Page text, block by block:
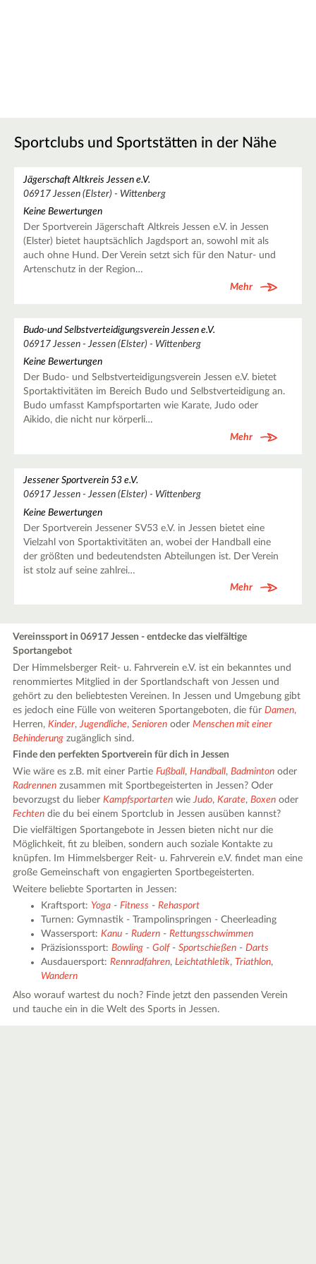
Sportclubs und Sportstätten in der Nähe
Jägerschaft Altkreis Jessen e.V.
06917 Jessen (Elster) - Wittenberg
Keine Bewertungen
Der Sportverein Jägerschaft Altkreis Jessen e.V. in Jessen
(Elster) bietet hauptsächlich Jagdsport an, sowohl mit als
auch ohne Hund. Der Verein setzt sich für den Natur- und
Artenschutz in der Region…
Mehr
Budo-und Selbstverteidigungsverein Jessen e.V.
06917 Jessen - Jessen (Elster) - Wittenberg
Keine Bewertungen
Der Budo- und Selbstverteidigungsverein Jessen e.V. bietet
Sportaktivitäten im Bereich Budo und Selbstverteidigung an.
Budo umfasst Kampfsportarten wie Karate, Judo oder
Aikido, die nicht nur körperli…
Mehr
Jessener Sportverein 53 e.V.
06917 Jessen - Jessen (Elster) - Wittenberg
Keine Bewertungen
Der Sportverein Jessener SV53 e.V. in Jessen bietet eine
Vielzahl von Sportaktivitäten an, wobei der Handball eine
der größten und bedeutendsten Abteilungen ist. Der Verein
ist stolz auf seine zahlrei…
Mehr
Vereinssport in 06917 Jessen - entdecke das vielfältige
Sportangebot
Der Himmelsberger Reit- u. Fahrverein e.V. ist ein bekanntes und
renommiertes Mitglied in der Sportlandschaft von Jessen und
gehört zu den beliebtesten Vereinen. In Jessen und Umgebung gibt
es jedoch eine Fülle von weiteren Sportangeboten, die fürDamen,
Herren,Kinder,Jugendliche,Senioren oderMenschen mit einer
Behinderung zugänglich sind.
Finde den perfekten Sportverein für dich in Jessen
Wie wäre es z.B. mit einer PartieFußball,Handball,Badminton oder
Radrennen zusammen mit Sportbegeisterten in Jessen? Oder
bevorzugst du lieberKampfsportarten wieJudo,Karate,Boxen oder
Fechten die du bei einem Sportclub in Jessen ausüben kannst?
Die vielfältigen Sportangebote in Jessen bieten nicht nur die
Möglichkeit, fit zu bleiben, sondern auch soziale Kontakte zu
knüpfen. Im Himmelsberger Reit- u. Fahrverein e.V. findet man eine
große Gemeinschaft von engagierten Sportbegeisterten.
Weitere beliebte Sportarten in Jessen:
Kraftsport: Yoga -Fitness -Rehasport
Turnen: Gymnastik - Trampolinspringen - Cheerleading
Wassersport:Kanu -Rudern -Rettungsschwimmen
Präzisionssport:Bowling -Golf-Sportschießen -Darts
Ausdauersport:Rennradfahren,Leichtathletik, Triathlon,
Wandern
Also worauf wartest du noch? Finde jetzt den passenden Verein
und tauche ein in die Welt des Sports in Jessen.